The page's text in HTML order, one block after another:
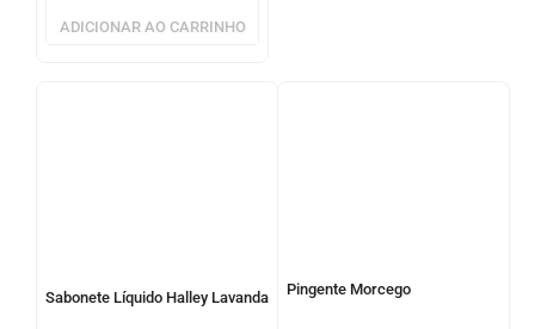
ADICIONAR AO CARRINHO
Sabonete Líquido Halley Lavanda Pingente Morcego